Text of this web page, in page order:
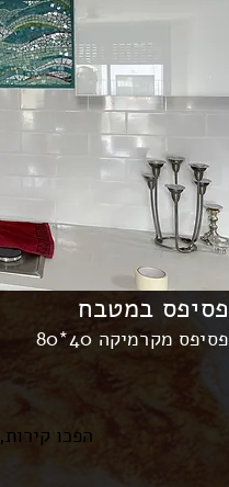
פסיפס במטבח
פסיפס מקרמיקה 40*80
הפכו